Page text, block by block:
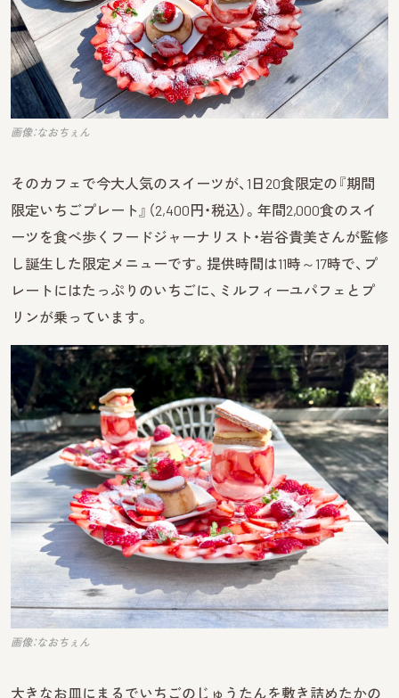
画像：なおちぇん
そのカフェで今大人気のスイーツが、1日20食限定の『期間
限定いちごプレート』（2,400円・税込）。年間2,000食のスイ
ーツを食べ歩くフードジャーナリスト・岩谷貴美さんが監修
し誕生した限定メニューです。提供時間は11時～17時で、プ
レートにはたっぷりのいちごに、ミルフィーユパフェとプ
リンが乗っています。
画像：なおちぇん
大きなお皿にまるでいちごのじゅうたんを敷き詰めたかの